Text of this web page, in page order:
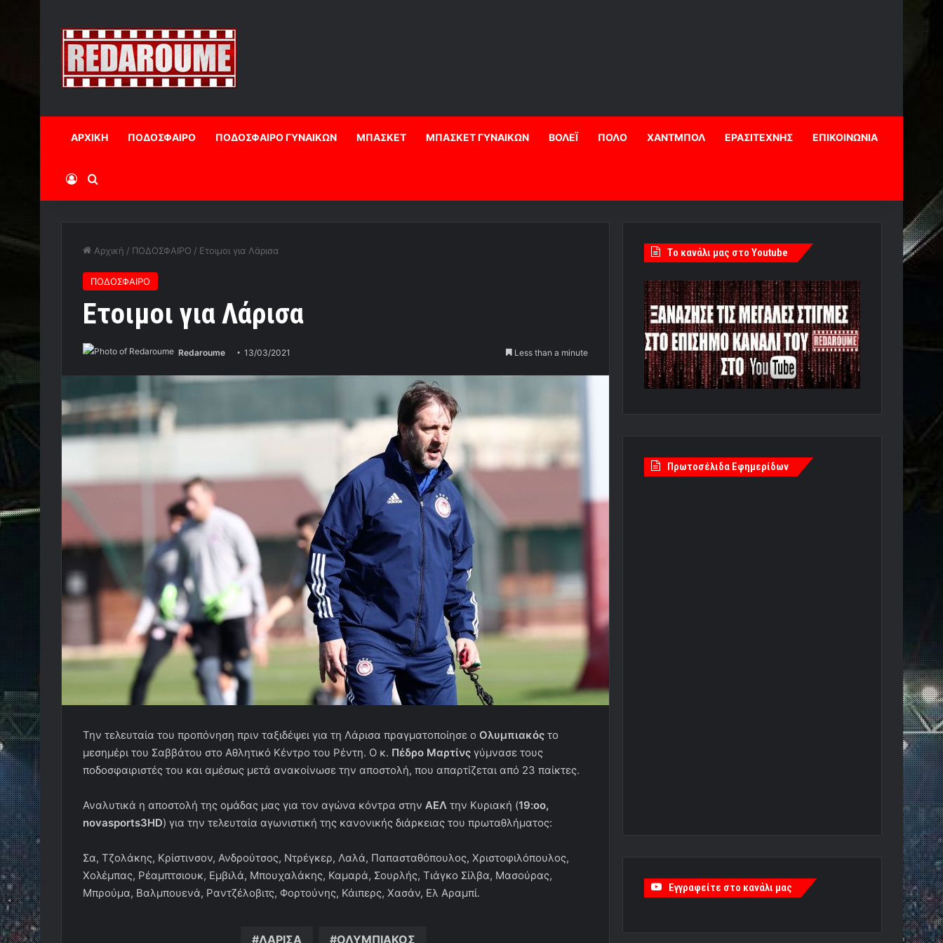
ΑΡΧΙΚΗ ΠΟΔΟΣΦΑΙΡΟ ΠΟΔΟΣΦΑΙΡΟ ΓΥΝΑΙΚΩΝ ΜΠΑΣΚΕΤ ΜΠΑΣΚΕΤ ΓΥΝΑΙΚΩΝ ΒΟΛΕΪ ΠΟΛΟ ΧΑΝΤΜΠΟΛ ΕΡΑΣΙΤΕΧΝΗΣ ΕΠΙΚΟΙΝΩΝΙΑ
Log InΑναζήτηση
Αρχική / ΠΟΔΟΣΦΑΙΡΟ / Ετοιμοι για Λάρισα
ΠΟΔΟΣΦΑΙΡΟ
Ετοιμοι για Λάρισα
Redaroume 13/03/2021 Less than a minute
Την τελευταία του προπόνηση πριν ταξιδέψει για τη Λάρισα πραγματοποίησε ο Ολυμπιακός το
μεσημέρι του Σαββάτου στο Αθλητικό Κέντρο του Ρέντη. Ο κ. Πέδρο Μαρτίνς γύμνασε τους
ποδοσφαιριστές του και αμέσως μετά ανακοίνωσε την αποστολή, που απαρτίζεται από 23 παίκτες.
Αναλυτικά η αποστολή της ομάδας μας για τον αγώνα κόντρα στην ΑΕΛ την Κυριακή (19:οο,
novasports3HD) για την τελευταία αγωνιστική της κανονικής διάρκειας του πρωταθλήματος:
Σα, Τζολάκης, Κρίστινσον, Ανδρούτσος, Ντρέγκερ, Λαλά, Παπασταθόπουλος, Χριστοφιλόπουλος,
Χολέμπας, Ρέαμπτσιουκ, Εμβιλά, Μπουχαλάκης, Καμαρά, Σουρλής, Τιάγκο Σίλβα, Μασούρας,
Μπρούμα, Βαλμπουενά, Ραντζέλοβιτς, Φορτούνης, Κάιπερς, Χασάν, Ελ Αραμπί.
ΛΑΡΙΣΑ ΟΛΥΜΠΙΑΚΟΣ
Tο κανάλι μας στο Youtube
Πρωτοσέλιδα Εφημερίδων
Εγγραφείτε στο κανάλι μας